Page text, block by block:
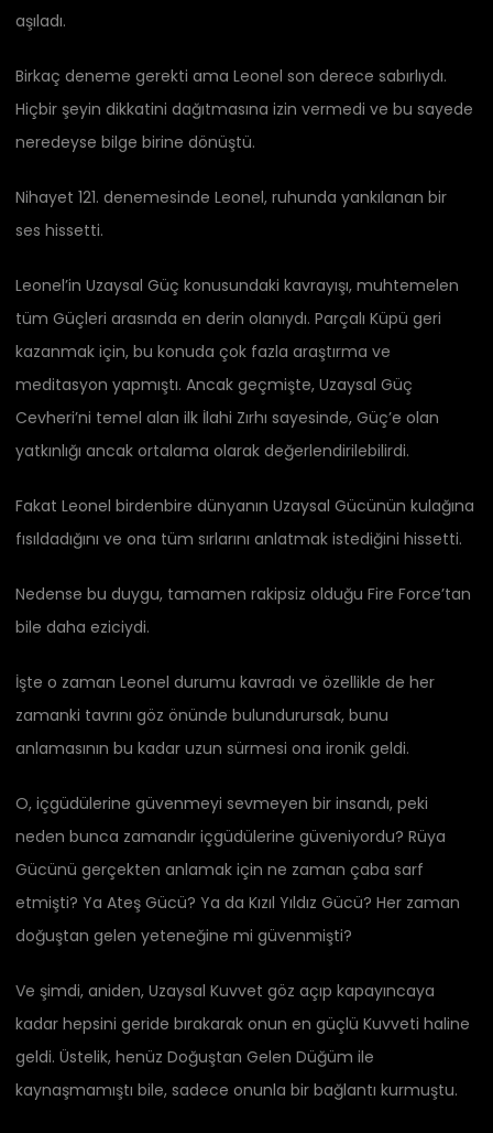
aşıladı.
Birkaç deneme gerekti ama Leonel son derece sabırlıydı.
Hiçbir şeyin dikkatini dağıtmasına izin vermedi ve bu sayede
neredeyse bilge birine dönüştü.
Nihayet 121. denemesinde Leonel, ruhunda yankılanan bir
ses hissetti.
Leonel’in Uzaysal Güç konusundaki kavrayışı, muhtemelen
tüm Güçleri arasında en derin olanıydı. Parçalı Küpü geri
kazanmak için, bu konuda çok fazla araştırma ve
meditasyon yapmıştı. Ancak geçmişte, Uzaysal Güç
Cevheri’ni temel alan ilk İlahi Zırhı sayesinde, Güç’e olan
yatkınlığı ancak ortalama olarak değerlendirilebilirdi.
Fakat Leonel birdenbire dünyanın Uzaysal Gücünün kulağına
fısıldadığını ve ona tüm sırlarını anlatmak istediğini hissetti.
Nedense bu duygu, tamamen rakipsiz olduğu Fire Force’tan
bile daha eziciydi.
İşte o zaman Leonel durumu kavradı ve özellikle de her
zamanki tavrını göz önünde bulundurursak, bunu
anlamasının bu kadar uzun sürmesi ona ironik geldi.
O, içgüdülerine güvenmeyi sevmeyen bir insandı, peki
neden bunca zamandır içgüdülerine güveniyordu? Rüya
Gücünü gerçekten anlamak için ne zaman çaba sarf
etmişti? Ya Ateş Gücü? Ya da Kızıl Yıldız Gücü? Her zaman
doğuştan gelen yeteneğine mi güvenmişti?
Ve şimdi, aniden, Uzaysal Kuvvet göz açıp kapayıncaya
kadar hepsini geride bırakarak onun en güçlü Kuvveti haline
geldi. Üstelik, henüz Doğuştan Gelen Düğüm ile
kaynaşmamıştı bile, sadece onunla bir bağlantı kurmuştu.